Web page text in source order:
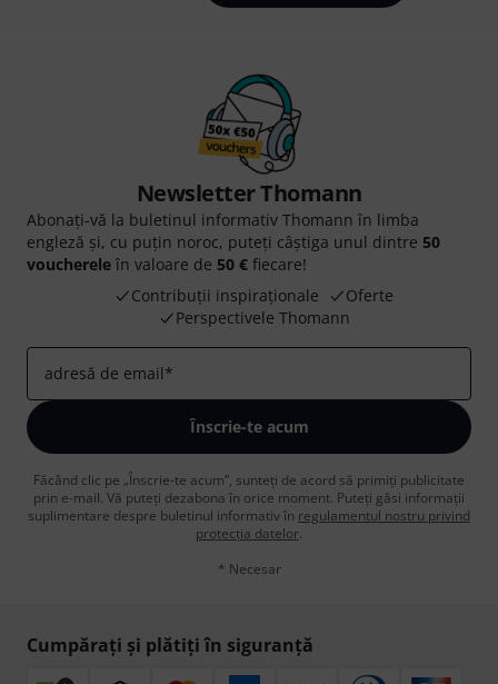
Newsletter Thomann
Abonați-vă la buletinul informativ Thomann în limba
engleză și, cu puțin noroc, puteți câștiga unul dintre 50
voucherele în valoare de 50 € fiecare!
Contribuții inspiraționale
Oferte
Perspectivele Thomann
adresă de email*
Înscrie-te acum
Făcând clic pe „Înscrie-te acum”, sunteți de acord să primiți publicitate
prin e-mail. Vă puteți dezabona în orice moment. Puteți găsi informații
suplimentare despre buletinul informativ în regulamentul nostru privind
protecția datelor.
* Necesar
Cumpărați și plătiți în siguranță